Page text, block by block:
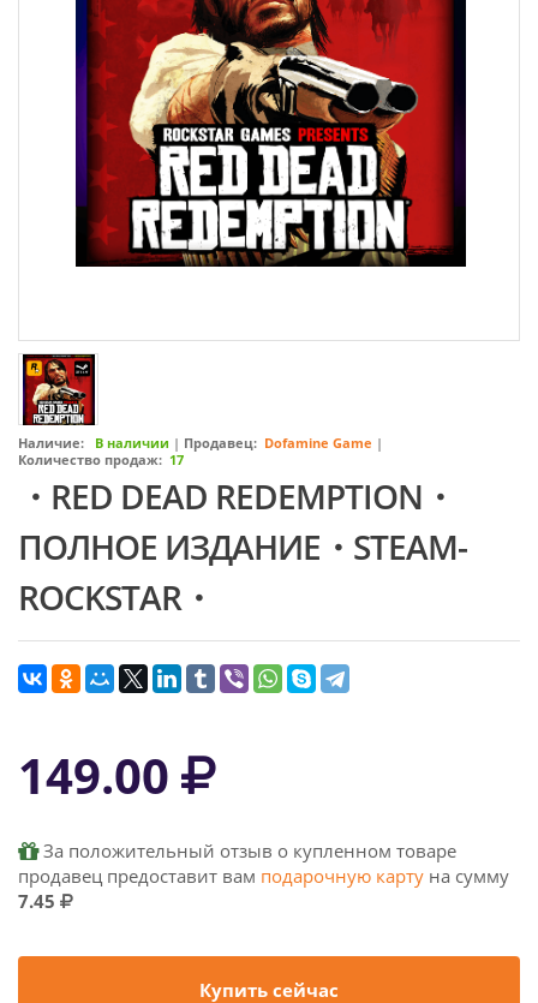
Наличие: В наличии | Продавец: Dofamine Game |
Количество продаж: 17
・RED DEAD REDEMPTION・
ПОЛНОЕ ИЗДАНИЕ・STEAM-
ROCKSTAR・
149.00
За положительный отзыв о купленном товаре
продавец предоставит вам подарочную карту на сумму
7.45
Купить сейчас